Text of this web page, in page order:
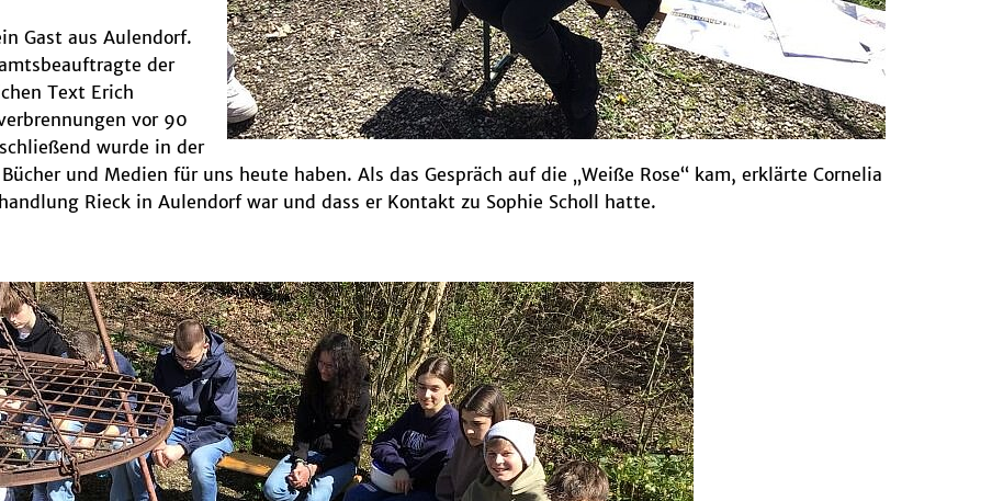
Gast aus Aulendorf.
der
Text Erich
vor 90
wurde in der
und Medien für uns heute haben. Als das Gespräch auf die „Weiße Rose“ kam, erklärte Cornelia
Rieck in Aulendorf war und dass er Kontakt zu Sophie Scholl hatte.